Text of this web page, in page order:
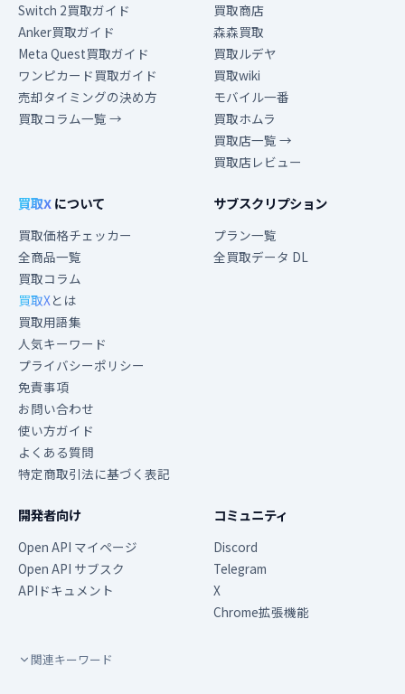
Switch 2買取ガイド
Anker買取ガイド
Meta Quest買取ガイド
ワンピカード買取ガイド
売却タイミングの決め方
買取コラム一覧 →
買取商店
森森買取
買取ルデヤ
買取wiki
モバイル一番
買取ホムラ
買取店一覧 →
買取店レビュー
買取Xについて
買取価格チェッカー
全商品一覧
買取コラム
買取Xとは
買取用語集
人気キーワード
プライバシーポリシー
免責事項
お問い合わせ
使い方ガイド
よくある質問
特定商取引法に基づく表記
サブスクリプション
プラン一覧
全買取データ DL
開発者向け
Open API マイページ
Open API サブスク
APIドキュメント
コミュニティ
Discord
Telegram
X
Chrome拡張機能
関連キーワード